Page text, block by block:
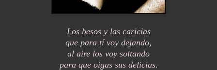
Los besos y las caricias
que para tí voy dejando,
al aire los voy soltando
para que oigas sus delicias.